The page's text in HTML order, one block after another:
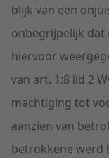
blijk van een
onbegrijpelijk dat
hiervoor
van art. 1:8 lid 2
machtiging tot
aanzien van
betrokkene werd